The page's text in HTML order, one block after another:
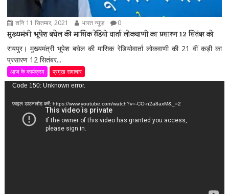
शनि 11 सितम्बर, 2021 भारत न्यूज़ 0
मुख्यमंत्री भूपेश बघेल की मासिक रेडियो वार्ता लोकवाणी का प्रसारण 12 सितंबर को
रायपुर। मुख्यमंत्री भूपेश बघेल की मासिक रेडियोवार्ता लोकवाणी की 21 वीं कड़ी का
प्रसारण 12 सितंबर...
आज के कार्यक्रम प्रमुख समाचार
वीडियो
Code 150: Unknown error.
फ़ाइल डाउनलोड करें: https://www.youtube.com/watch?v=-CO-n2a8axM&_=2